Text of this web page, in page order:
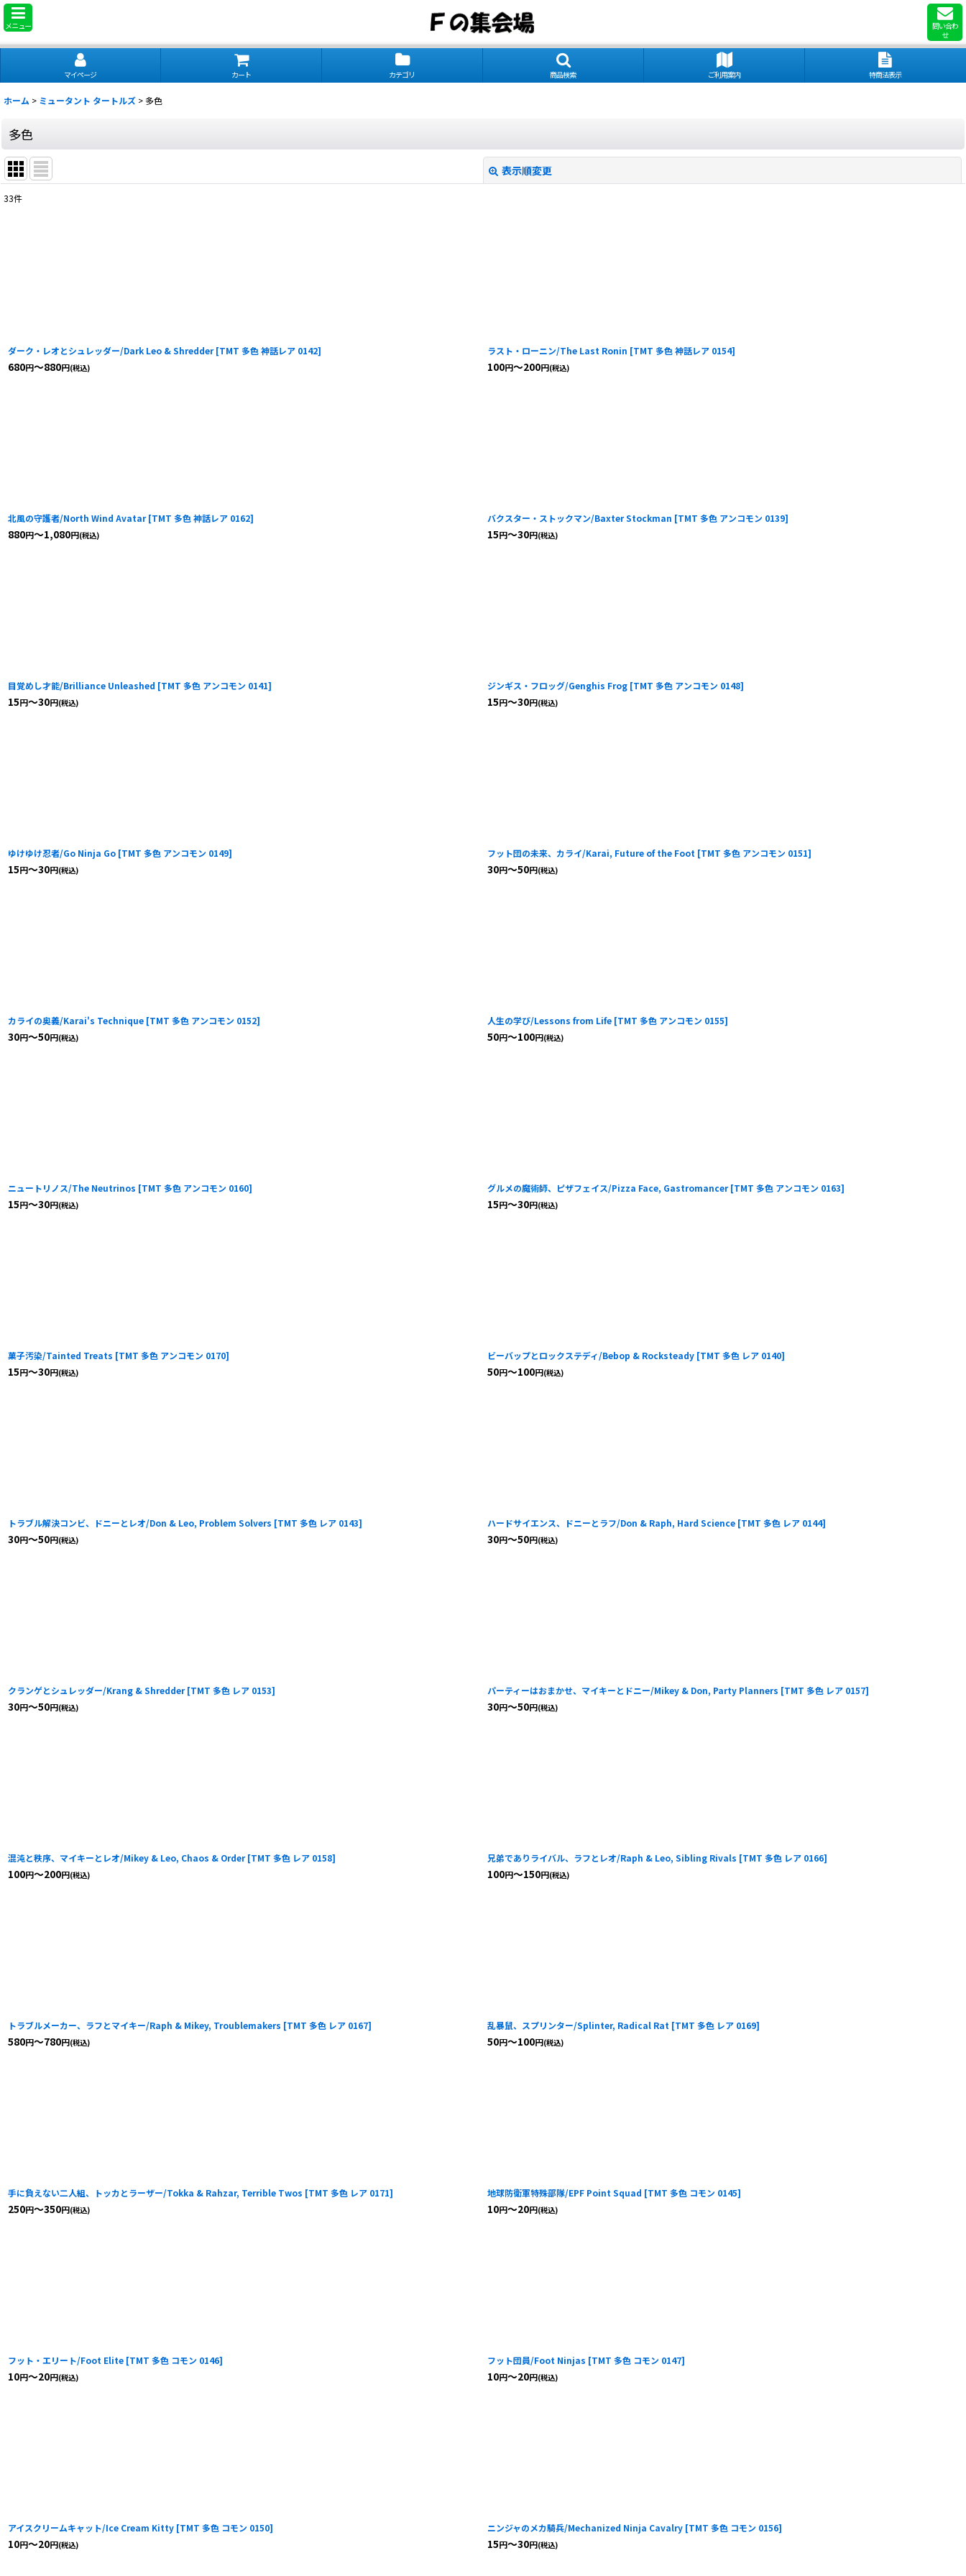
メニュー
問い合わ
せ
マイページ カート カテゴリ 商品検索 ご利用案内 特商法表示
ホーム > ミュータント タートルズ >多色
多色
表示順変更
33件
ダーク・レオとシュレッダー/Dark Leo & Shredder [TMT 多色 神話レア 0142]
680円～880円(税込)
ラスト・ローニン/The Last Ronin [TMT 多色 神話レア 0154]
100円～200円(税込)
北風の守護者/North Wind Avatar [TMT 多色 神話レア 0162]
880円～1,080円(税込)
バクスター・ストックマン/Baxter Stockman [TMT 多色 アンコモン 0139]
15円～30円(税込)
目覚めし才能/Brilliance Unleashed [TMT 多色 アンコモン 0141]
15円～30円(税込)
ジンギス・フロッグ/Genghis Frog [TMT 多色 アンコモン 0148]
15円～30円(税込)
ゆけゆけ忍者/Go Ninja Go [TMT 多色 アンコモン 0149]
15円～30円(税込)
フット団の未来、カライ/Karai, Future of the Foot [TMT 多色 アンコモン 0151]
30円～50円(税込)
カライの奥義/Karai's Technique [TMT 多色 アンコモン 0152]
30円～50円(税込)
人生の学び/Lessons from Life [TMT 多色 アンコモン 0155]
50円～100円(税込)
ニュートリノス/The Neutrinos [TMT 多色 アンコモン 0160]
15円～30円(税込)
グルメの魔術師、ピザフェイス/Pizza Face, Gastromancer [TMT 多色 アンコモン 0163]
15円～30円(税込)
菓子汚染/Tainted Treats [TMT 多色 アンコモン 0170]
15円～30円(税込)
ビーバップとロックステディ/Bebop & Rocksteady [TMT 多色 レア 0140]
50円～100円(税込)
トラブル解決コンビ、ドニーとレオ/Don & Leo, Problem Solvers [TMT 多色 レア 0143]
30円～50円(税込)
ハードサイエンス、ドニーとラフ/Don & Raph, Hard Science [TMT 多色 レア 0144]
30円～50円(税込)
クランゲとシュレッダー/Krang & Shredder [TMT 多色 レア 0153]
30円～50円(税込)
パーティーはおまかせ、マイキーとドニー/Mikey & Don, Party Planners [TMT 多色 レア 0157]
30円～50円(税込)
混沌と秩序、マイキーとレオ/Mikey & Leo, Chaos & Order [TMT 多色 レア 0158]
100円～200円(税込)
兄弟でありライバル、ラフとレオ/Raph & Leo, Sibling Rivals [TMT 多色 レア 0166]
100円～150円(税込)
トラブルメーカー、ラフとマイキー/Raph & Mikey, Troublemakers [TMT 多色 レア 0167]
580円～780円(税込)
乱暴鼠、スプリンター/Splinter, Radical Rat [TMT 多色 レア 0169]
50円～100円(税込)
手に負えない二人組、トッカとラーザー/Tokka & Rahzar, Terrible Twos [TMT 多色 レア 0171]
250円～350円(税込)
地球防衛軍特殊部隊/EPF Point Squad [TMT 多色 コモン 0145]
10円～20円(税込)
フット・エリート/Foot Elite [TMT 多色 コモン 0146]
10円～20円(税込)
フット団員/Foot Ninjas [TMT 多色 コモン 0147]
10円～20円(税込)
アイスクリームキャット/Ice Cream Kitty [TMT 多色 コモン 0150]
10円～20円(税込)
ニンジャのメカ騎兵/Mechanized Ninja Cavalry [TMT 多色 コモン 0156]
15円～30円(税込)